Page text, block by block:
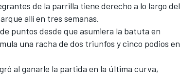
de la parrilla tiene derecho a lo largo del
allí en tres semanas.
puntos desde que asumiera la batuta en
una racha de dos triunfos y cinco podios en
al ganarle la partida en la última curva,